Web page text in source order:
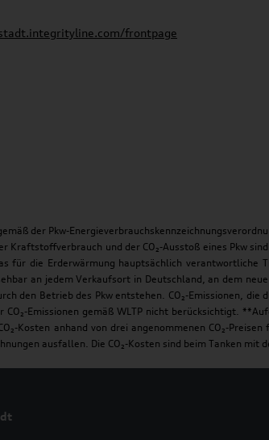
frontpage
der Pkw-
Kraftstoffverbrauch und der CO₂-Ausstoß eines Pkw
für die Erderwärmung hauptsächlich verantwortliche
an jedem Verkaufsort in Deutschland, an dem
den Betrieb des Pkw entstehen. CO₂-Emissionen,
Emissionen gemäß WLTP nicht berücksichtigt.
Kosten anhand von drei angenommenen CO₂-
ausfallen. Die CO₂-Kosten sind beim Tanken